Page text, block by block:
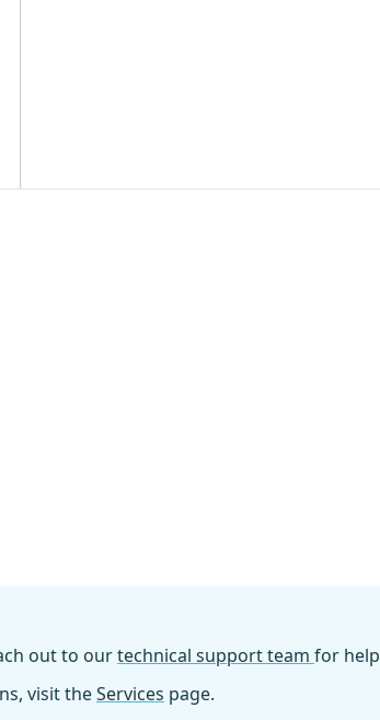
out to ourtechnical support team for help
visit theServices page.